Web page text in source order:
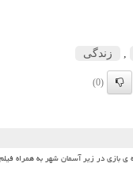
زندگی
(0)
ی بازی در زیر آسمان شهر به همراه فیلم